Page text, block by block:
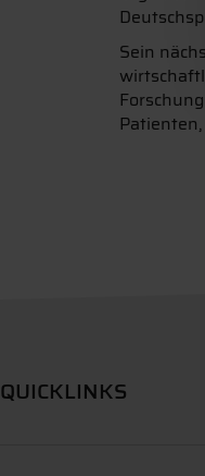
Sein
QUICKLINKS